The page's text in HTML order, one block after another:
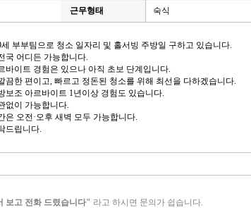
근무형태 숙식
세 부부팀으로 청소 일자리 및 홀서빙 주방일 구하고 있습니다.
국 어디든 가능합니다.
바이트 경험은 있으나 아직 초보 단계입니다.
끔한 편이고, 빠르고 정돈된 청소를 위해 최선을 다하겠습니다.
보조 아르바이트 1년이상 경험도 있습니다.
없이 가능합니다.
은 오전·오후 새벽 모두 가능합니다.
드립니다.
보고 전화 드렸습니다" 라고 하시면 문의가 쉽습니다.